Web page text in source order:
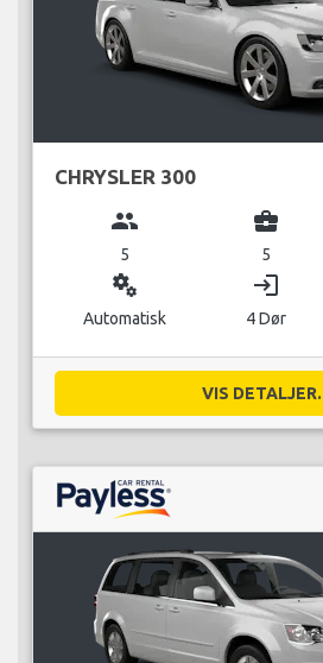
CHRYSLER 300
group
5
business_center
5
miscellaneous_services
Automatisk
login
4 Dør
VIS